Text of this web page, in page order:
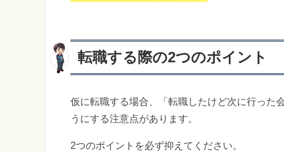
転職する際の2つのポイント
仮に転職する場合、「転職したけど次に行った
うにする注意点があります。
2つのポイントを必ず抑えてください。